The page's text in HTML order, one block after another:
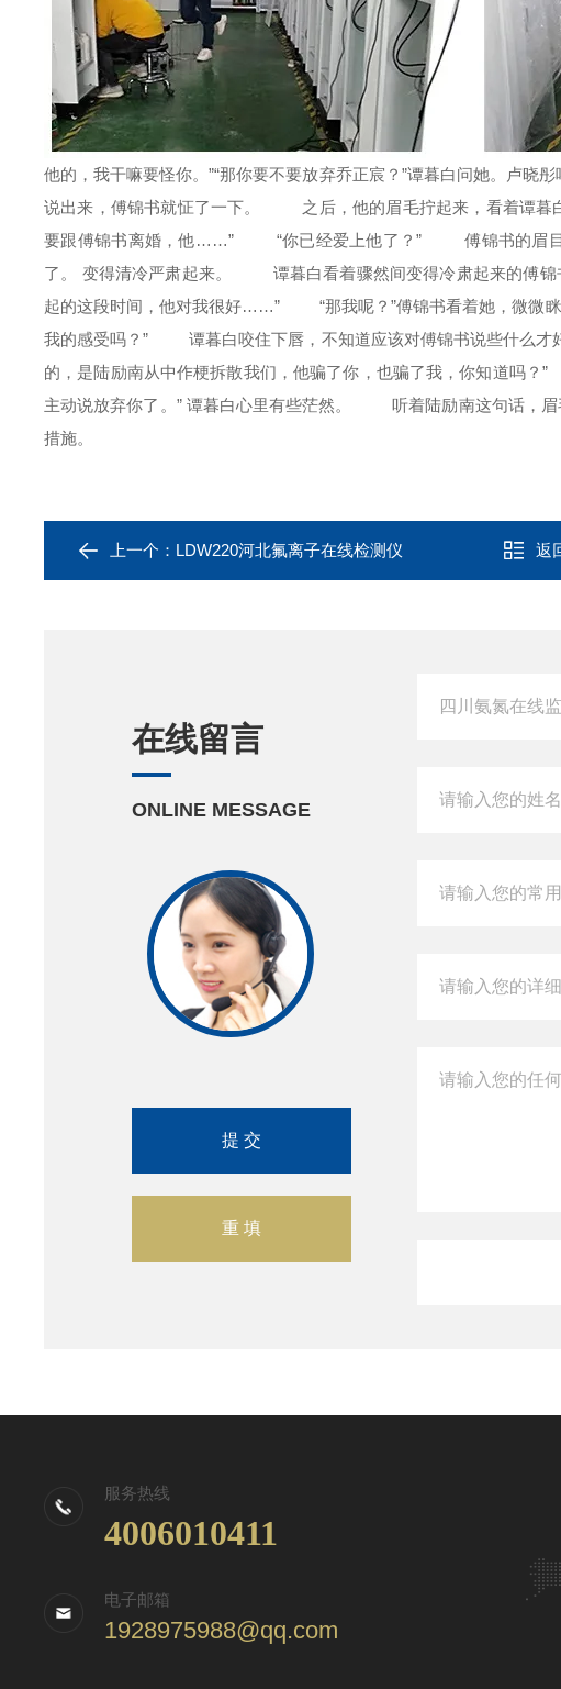
他的，我干嘛要怪你。”“那你要不要放弃乔正宸？”谭暮白问她。卢晓
说出来，傅锦书就怔了一下。 之后，他的眉毛拧起来，看着谭
要跟傅锦书离婚，他……” “你已经爱上他了？” 傅锦书的眉目
了。 变得清冷严肃起来。 谭暮白看着骤然间变得冷肃起来的傅锦
起的这段时间，他对我很好……” “那我呢？”傅锦书看着她，微微眯
我的感受吗？” 谭暮白咬住下唇，不知道应该对傅锦书说些什么
的，是陆励南从中作梗拆散我们，他骗了你，也骗了我，你知道
主动说放弃你了。” 谭暮白心里有些茫然。 听着陆励南这句话，
措施。
上一个： LDW220河北氟离子在线检测仪 返
在线留言
ONLINE MESSAGE
服务热线
4006010411
电子邮箱
1928975988@qq.com